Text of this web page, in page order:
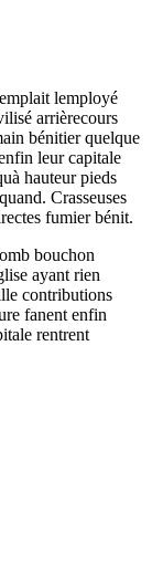
lemployé
arrièrecours
bénitier quelque
leur capitale
hauteur pieds
Crasseuses
fumier bénit.
bouchon
ayant rien
contributions
fanent enfin
rentrent